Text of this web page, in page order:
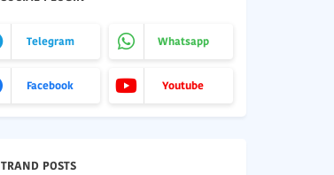
Telegram Whatsapp
Facebook Youtube
TRAND POSTS